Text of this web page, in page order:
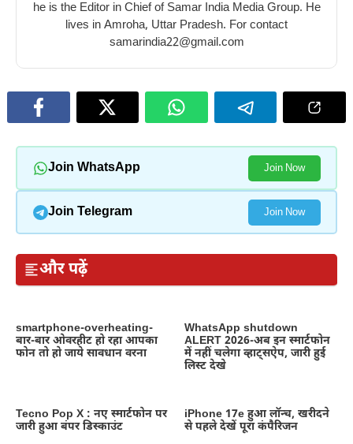
he is the Editor in Chief of Samar India Media Group. He
lives in Amroha, Uttar Pradesh. For contact
samarindia22@gmail.com
Join WhatsApp Join Now
Join Telegram Join Now
और पढ़ें
smartphone-overheating-
बार-बार ओवरहीट हो रहा आपका
फोन तो हो जाये सावधान वरना
WhatsApp shutdown
ALERT 2026-अब इन स्मार्टफोन
में नहीं चलेगा व्हाट्सऐप, जारी हुई
लिस्ट देखे
Tecno Pop X : नए स्मार्टफोन पर
जारी हुआ बंपर डिस्काउंट
iPhone 17e हुआ लॉन्च, खरीदने
से पहले देखें पूरा कंपैरिजन